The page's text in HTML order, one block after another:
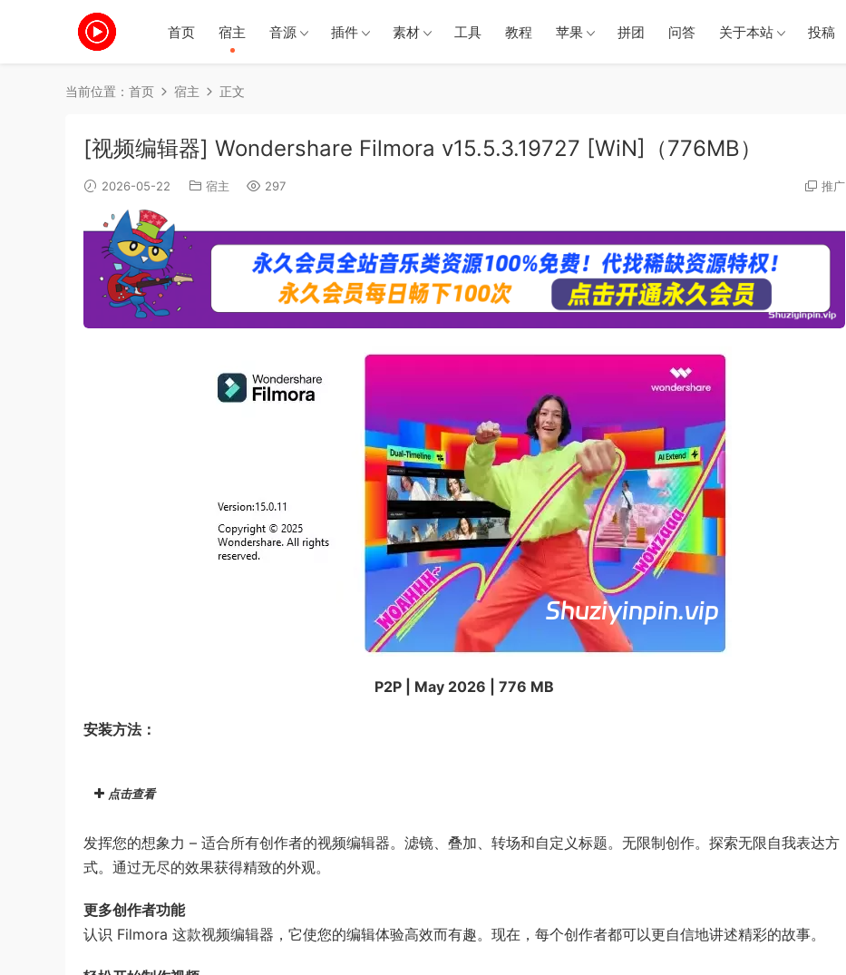
首页 宿主 音源 插件 素材 工具 教程 苹果 拼团 问答 关于本站 投稿
当前位置： 首页 宿主 正文
[视频编辑器] Wondershare Filmora v15.5.3.19727 [WiN]（776MB）
2026-05-22 宿主 297 推广
P2P | May 2026 | 776 MB
安装方法：
点击查看
发挥您的想象力 – 适合所有创作者的视频编辑器。滤镜、叠加、转场和自定义标题。无限制创作。探索无限自我表达方
式。通过无尽的效果获得精致的外观。
更多创作者功能
认识 Filmora 这款视频编辑器，它使您的编辑体验高效而有趣。现在，每个创作者都可以更自信地讲述精彩的故事。